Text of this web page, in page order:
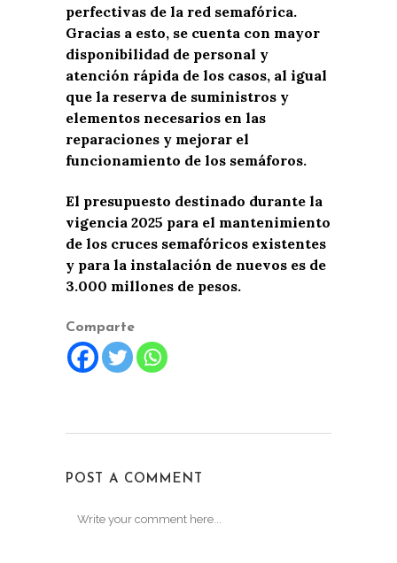
perfectivas de la red semafórica.
Gracias a esto, se cuenta con mayor
disponibilidad de personal y
atención rápida de los casos, al igual
que la reserva de suministros y
elementos necesarios en las
reparaciones y mejorar el
funcionamiento de los semáforos.
El presupuesto destinado durante la
vigencia 2025 para el mantenimiento
de los cruces semafóricos existentes
y para la instalación de nuevos es de
3.000 millones de pesos.
Comparte
POST A COMMENT